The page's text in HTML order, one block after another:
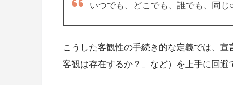
いつでも、どこでも、誰でも、同
こうした客観性の手続き的な定義では、
客観は存在するか？」など）を上手に回避